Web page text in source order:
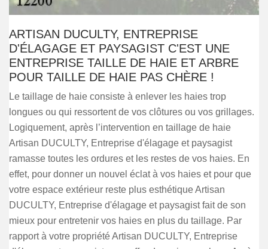
ARTISAN DUCULTY, ENTREPRISE
D'ÉLAGAGE ET PAYSAGIST C'EST UNE
ENTREPRISE TAILLE DE HAIE ET ARBRE
POUR TAILLE DE HAIE PAS CHÈRE !
Le taillage de haie consiste à enlever les haies trop
longues ou qui ressortent de vos clôtures ou vos grillages.
Logiquement, après l’intervention en taillage de haie
Artisan DUCULTY, Entreprise d'élagage et paysagist
ramasse toutes les ordures et les restes de vos haies. En
effet, pour donner un nouvel éclat à vos haies et pour que
votre espace extérieur reste plus esthétique Artisan
DUCULTY, Entreprise d'élagage et paysagist fait de son
mieux pour entretenir vos haies en plus du taillage. Par
rapport à votre propriété Artisan DUCULTY, Entreprise